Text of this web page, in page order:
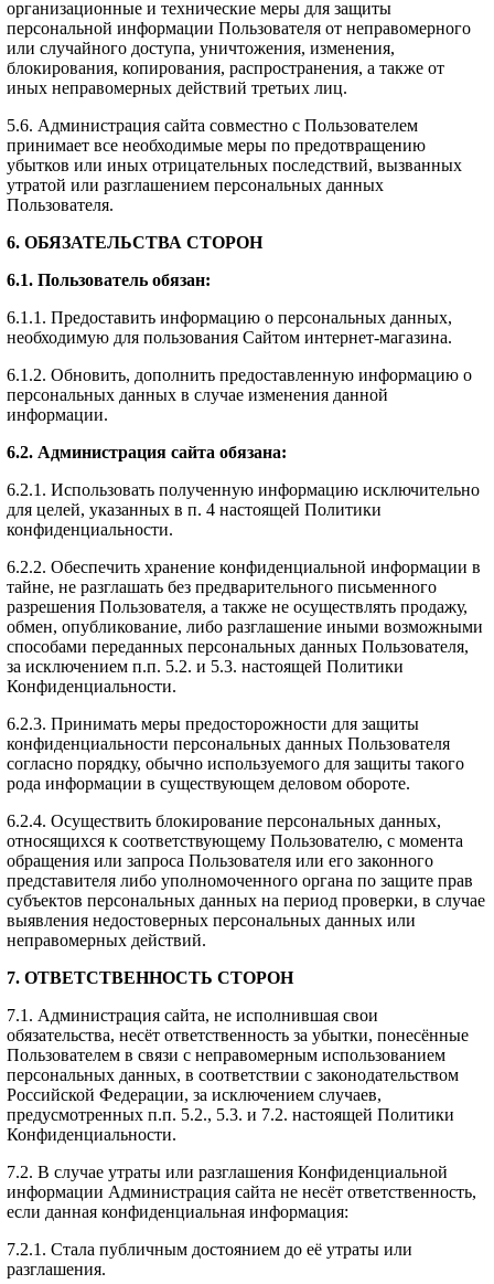
организационные и технические меры для защиты
персональной информации Пользователя от неправомерного
или случайного доступа, уничтожения, изменения,
блокирования, копирования, распространения, а также от
иных неправомерных действий третьих лиц.
5.6. Администрация сайта совместно с Пользователем
принимает все необходимые меры по предотвращению
убытков или иных отрицательных последствий, вызванных
утратой или разглашением персональных данных
Пользователя.
6. ОБЯЗАТЕЛЬСТВА СТОРОН
6.1. Пользователь обязан:
6.1.1. Предоставить информацию о персональных данных,
необходимую для пользования Сайтом интернет-магазина.
6.1.2. Обновить, дополнить предоставленную информацию о
персональных данных в случае изменения данной
информации.
6.2. Администрация сайта обязана:
6.2.1. Использовать полученную информацию исключительно
для целей, указанных в п. 4 настоящей Политики
конфиденциальности.
6.2.2. Обеспечить хранение конфиденциальной информации в
тайне, не разглашать без предварительного письменного
разрешения Пользователя, а также не осуществлять продажу,
обмен, опубликование, либо разглашение иными возможными
способами переданных персональных данных Пользователя,
за исключением п.п. 5.2. и 5.3. настоящей Политики
Конфиденциальности.
6.2.3. Принимать меры предосторожности для защиты
конфиденциальности персональных данных Пользователя
согласно порядку, обычно используемого для защиты такого
рода информации в существующем деловом обороте.
6.2.4. Осуществить блокирование персональных данных,
относящихся к соответствующему Пользователю, с момента
обращения или запроса Пользователя или его законного
представителя либо уполномоченного органа по защите прав
субъектов персональных данных на период проверки, в случае
выявления недостоверных персональных данных или
неправомерных действий.
7. ОТВЕТСТВЕННОСТЬ СТОРОН
7.1. Администрация сайта, не исполнившая свои
обязательства, несёт ответственность за убытки, понесённые
Пользователем в связи с неправомерным использованием
персональных данных, в соответствии с законодательством
Российской Федерации, за исключением случаев,
предусмотренных п.п. 5.2., 5.3. и 7.2. настоящей Политики
Конфиденциальности.
7.2. В случае утраты или разглашения Конфиденциальной
информации Администрация сайта не несёт ответственность,
если данная конфиденциальная информация:
7.2.1. Стала публичным достоянием до её утраты или
разглашения.